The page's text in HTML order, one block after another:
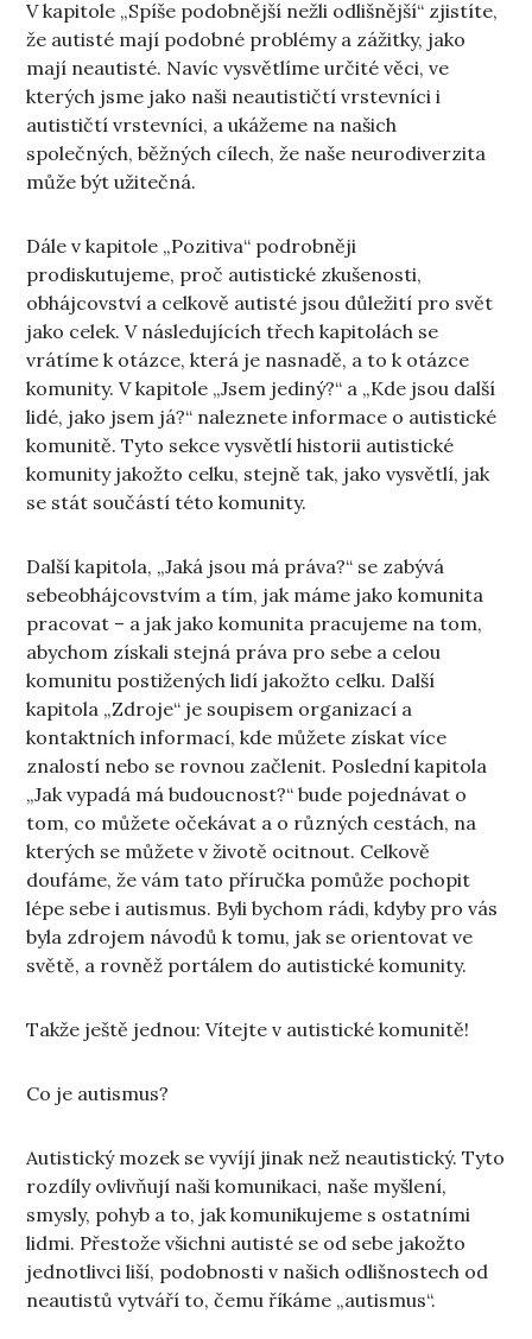
V kapitole „Spíše podobnější nežli odlišnější“ zjistíte,
že autisté mají podobné problémy a zážitky, jako
mají neautisté. Navíc vysvětlíme určité věci, ve
kterých jsme jako naši neautističtí vrstevníci i
autističtí vrstevníci, a ukážeme na našich
společných, běžných cílech, že naše neurodiverzita
může být užitečná.
Dále v kapitole „Pozitiva“ podrobněji
prodiskutujeme, proč autistické zkušenosti,
obhájcovství a celkově autisté jsou důležití pro svět
jako celek. V následujících třech kapitolách se
vrátíme k otázce, která je nasnadě, a to k otázce
komunity. V kapitole „Jsem jediný?“ a „Kde jsou další
lidé, jako jsem já?“ naleznete informace o autistické
komunitě. Tyto sekce vysvětlí historii autistické
komunity jakožto celku, stejně tak, jako vysvětlí, jak
se stát součástí této komunity.
Další kapitola, „Jaká jsou má práva?“ se zabývá
sebeobhájcovstvím a tím, jak máme jako komunita
pracovat – a jak jako komunita pracujeme na tom,
abychom získali stejná práva pro sebe a celou
komunitu postižených lidí jakožto celku. Další
kapitola „Zdroje“ je soupisem organizací a
kontaktních informací, kde můžete získat více
znalostí nebo se rovnou začlenit. Poslední kapitola
„Jak vypadá má budoucnost?“ bude pojednávat o
tom, co můžete očekávat a o různých cestách, na
kterých se můžete v životě ocitnout. Celkově
doufáme, že vám tato příručka pomůže pochopit
lépe sebe i autismus. Byli bychom rádi, kdyby pro vás
byla zdrojem návodů k tomu, jak se orientovat ve
světě, a rovněž portálem do autistické komunity.
Takže ještě jednou: Vítejte v autistické komunitě!
Co je autismus?
Autistický mozek se vyvíjí jinak než neautistický. Tyto
rozdíly ovlivňují naši komunikaci, naše myšlení,
smysly, pohyb a to, jak komunikujeme s ostatními
lidmi. Přestože všichni autisté se od sebe jakožto
jednotlivci liší, podobnosti v našich odlišnostech od
neautistů vytváří to, čemu říkáme „autismus“.